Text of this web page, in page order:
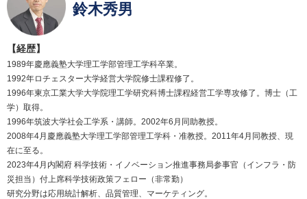
鈴木秀男
【経歴】
1989年慶應義塾大学理工学部管理工学科卒業。
1992年ロチェスター大学経営大学院修士課程修了。
1996年東京工業大学大学院理工学研究科博士課程経営工学専攻修了。博士（工
学）取得。
1996年筑波大学社会工学系・講師。2002年6月同助教授。
2008年4月慶應義塾大学理工学部管理工学科・准教授。2011年4月同教授、現
在に至る。
2023年4月内閣府 科学技術・イノベーション推進事務局参事官（インフラ・防
災担当）付上席科学技術政策フェロー（非常勤）
研究分野は応用統計解析、品質管理、マーケティング。